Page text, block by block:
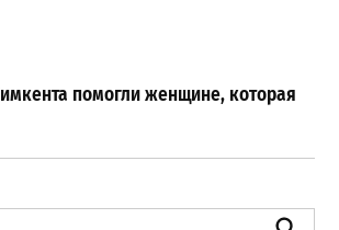
помогли женщине, которая